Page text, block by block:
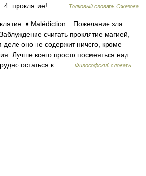
4. проклятие!… …
Толковый словарь Ожегова
♦ Malédiction Пожелание зла
считать проклятие магией,
деле оно не содержит ничего, кроме
Лучше всего просто посмеяться над
остаться к… …
Философский словарь